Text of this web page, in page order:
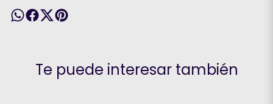
Te puede interesar también